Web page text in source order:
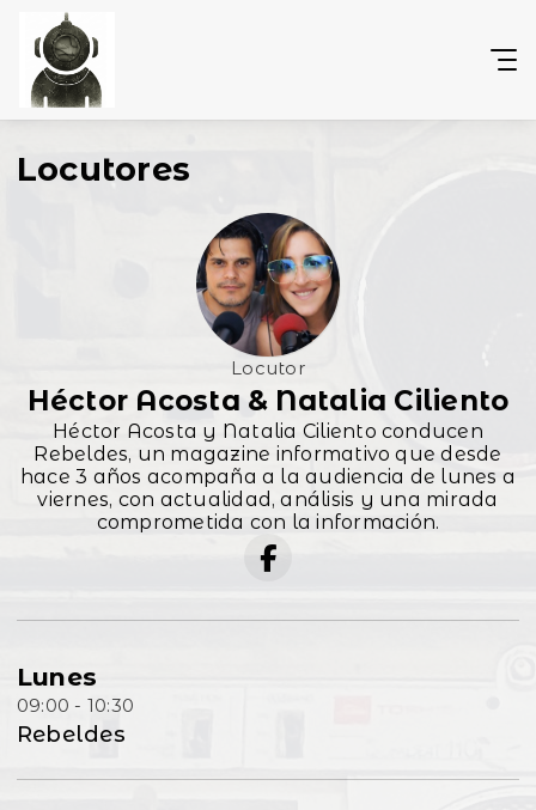
Locutores
Locutor
Héctor Acosta & Natalia Ciliento
Héctor Acosta y Natalia Ciliento conducen
Rebeldes, un magazine informativo que desde
hace 3 años acompaña a la audiencia de lunes a
viernes, con actualidad, análisis y una mirada
comprometida con la información.
Lunes
09:00 - 10:30
Rebeldes